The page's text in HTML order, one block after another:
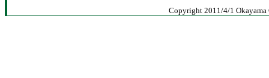
Copyright 2011/4/1